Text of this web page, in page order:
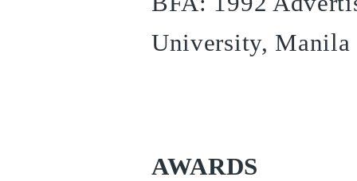
University, Manila
AWARDS